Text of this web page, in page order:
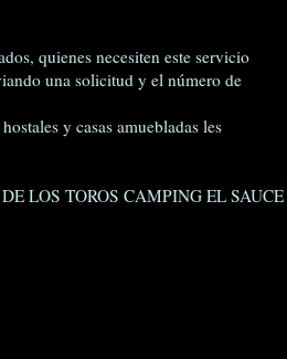
quienes necesiten este servicio
una solicitud y el número de
y casas amuebladas les
LOS TOROS CAMPING EL SAUCE